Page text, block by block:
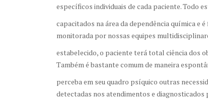
específicos individuais de cada paciente. Todo
capacitados na área da dependência química
monitorada por nossas equipes
estabelecido, o paciente terá total ciência dos
Também é bastante comum de maneira
perceba em seu quadro psíquico outras
detectadas nos atendimentos e diagnosticados